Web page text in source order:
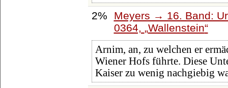
2%
Meyers → 16. Band:
0364,
Wallenstein
Arnim, an, zu welchen er
Wiener Hofs führte. Diese
Kaiser zu wenig nachgiebig